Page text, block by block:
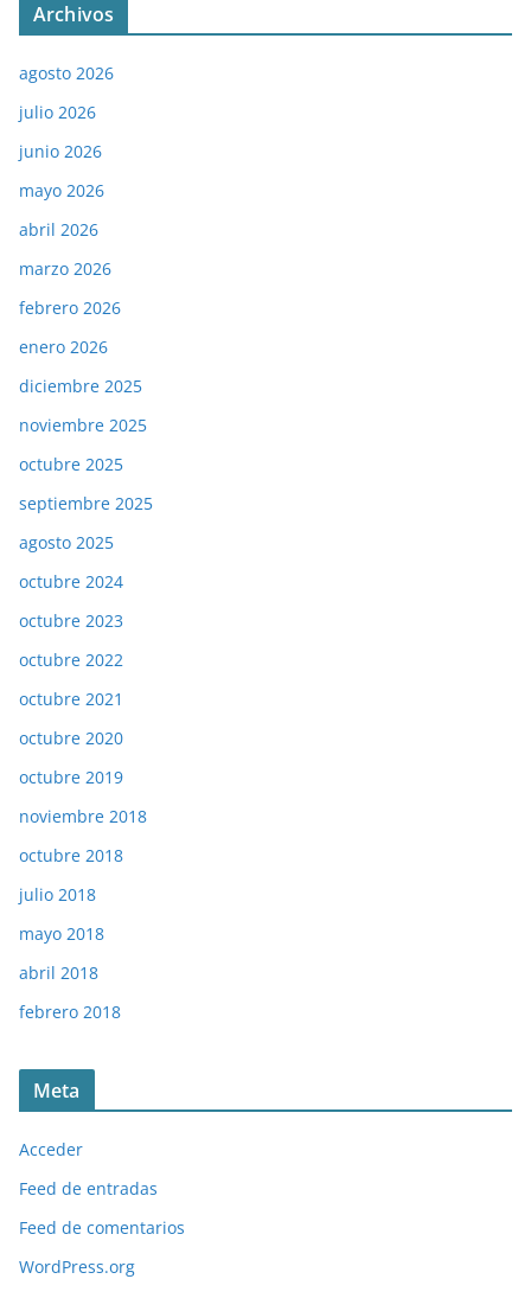
Archivos
agosto 2026
julio 2026
junio 2026
mayo 2026
abril 2026
marzo 2026
febrero 2026
enero 2026
diciembre 2025
noviembre 2025
octubre 2025
septiembre 2025
agosto 2025
octubre 2024
octubre 2023
octubre 2022
octubre 2021
octubre 2020
octubre 2019
noviembre 2018
octubre 2018
julio 2018
mayo 2018
abril 2018
febrero 2018
Meta
Acceder
Feed de entradas
Feed de comentarios
WordPress.org